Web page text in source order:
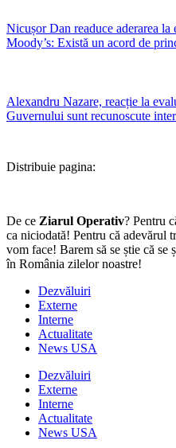
Nicușor Dan readuce aderarea
Moody’s: Există un acord de
Alexandru Nazare, reacție la
Guvernului sunt recunoscute
Distribuie pagina:
De ce Ziarul Operativ? Pentru
ca niciodată! Pentru că adevărul
vom face! Barem să se știe că
în România zilelor noastre!
Dezvăluiri
Externe
Interne
Actualitate
News USA
Dezvăluiri
Externe
Interne
Actualitate
News USA